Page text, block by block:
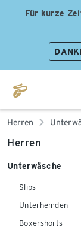
Für kurze
Herren
Herren
Unterwäsche
Slips
Unterhemden
Boxershorts